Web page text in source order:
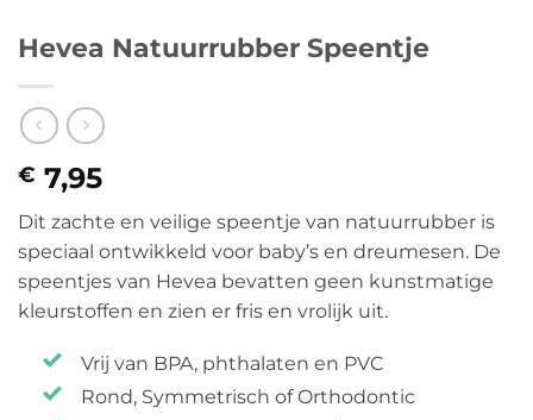
Hevea Natuurrubber Speentje
€ 7,95
Dit zachte en veilige speentje van natuurrubber is
speciaal ontwikkeld voor baby’s en dreumesen. De
speentjes van Hevea bevatten geen kunstmatige
kleurstoffen en zien er fris en vrolijk uit.
Vrij van BPA, phthalaten en PVC
Rond, Symmetrisch of Orthodontic